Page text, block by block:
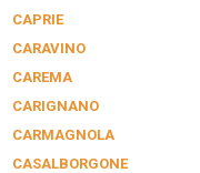
CAPRIE
CARAVINO
CAREMA
CARIGNANO
CARMAGNOLA
CASALBORGONE